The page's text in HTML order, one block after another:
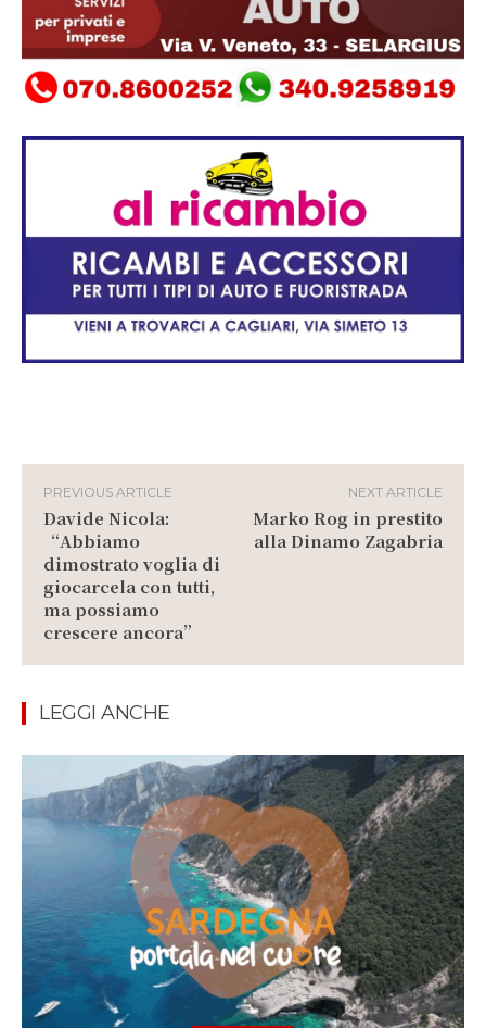
PREVIOUS ARTICLE
Davide Nicola:
“Abbiamo
dimostrato voglia di
giocarcela con tutti,
ma possiamo
crescere ancora”
NEXT ARTICLE
Marko Rog in prestito
alla Dinamo Zagabria
LEGGI ANCHE